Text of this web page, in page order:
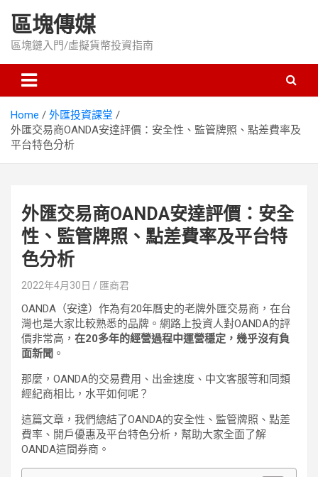
content
區塊傳媒
區塊鏈入門/虛擬貨幣投資指南
Home
外匯投資課堂
外匯交易商OANDA安達評價：安全性、監管牌照、點差費率及
平台特色分析
外匯交易商OANDA安達評價：安全
性、監管牌照、點差費率及平台特
色分析
2022年4月30日 匯商君
OANDA（安達）作為有20年曆史的老牌外匯交易商，在台
灣也是大家比較熟悉的品牌。網路上投資人對OANDA的評
價非常高， 在20多年的經營過程中運營穩定，幾乎沒有負
面新聞 。
那麼，OANDA的交易費用、出金速度、中文客服等和同類
經紀商相比，水平如何呢？
這篇文章，我們總結了OANDA的安全性、監管牌照、點差
費率、開戶優惠及平台特色分析，幫助大家全面了解
OANDA這間券商。